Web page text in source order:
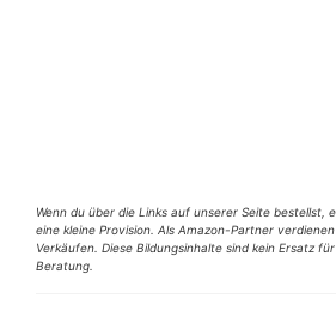
Wenn du über die Links auf unserer Seite bestellst,
eine kleine Provision. Als Amazon-Partner
Verkäufen. Diese Bildungsinhalte sind kein Ersatz
Beratung.